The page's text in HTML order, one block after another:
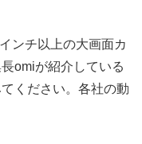
ンチ以上の大画面カ
omiが紹介している
ください。各社の動